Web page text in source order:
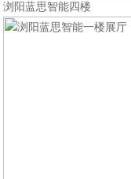
浏阳蓝思智能四楼